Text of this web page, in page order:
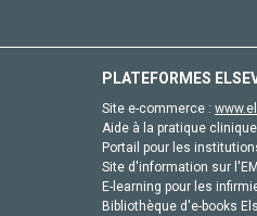
PLATEFORMES
Site e-commerce :
Aide à la pratique
Portail pour les
Site d'information sur
E-learning pour les
Bibliothèque d'e-books